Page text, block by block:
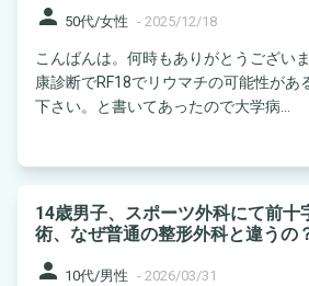
person 50代/女性 - 2025/12/18
こんばんは。何時もありがとうござい
康診断でRF18でリウマチの可能性があ
下さい。と書いてあったので大学病...
14歳男子、スポーツ外科にて前十
術、なぜ普通の整形外科と違うの
person 10代/男性 - 2026/03/31